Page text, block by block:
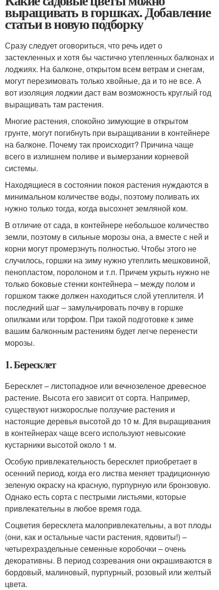
выращивать в горшках. Добавление
статьи в новую подборку
Сразу следует оговориться, что речь идет о
застекленных и хотя бы частично утепленных балконах и
лоджиях. На балконе, открытом всем ветрам и снегам,
могут перезимовать только хвойные, да и то не все. А
вот изоляция лоджии даст вам возможность круглый год
выращивать там растения.
Многие растения, спокойно зимующие в открытом
грунте, могут погибнуть при выращивании в контейнере
на балконе. Почему так происходит? Причина чаще
всего в излишнем поливе и вымерзании корневой
системы.
Находящиеся в состоянии покоя растения нуждаются в
минимальном количестве воды, поэтому поливать их
нужно только тогда, когда высохнет земляной ком.
В отличие от сада, в контейнере небольшое количество
земли, поэтому в сильные морозы она, а вместе с ней и
корни могут промерзнуть полностью. Чтобы этого не
случилось, горшки на зиму нужно утеплить мешковиной,
пенопластом, поролоном и т.п. Причем укрыть нужно не
только боковые стенки контейнера – между полом и
горшком также должен находиться слой утеплителя. И
последний шаг – замульчировать почву в горшке
опилками или торфом. При такой подготовке к зиме
вашим балконным растениям будет легче перенести
морозы.
1. Бересклет
Бересклет – листопадное или вечнозеленое древесное
растение. Высота его зависит от сорта. Например,
существуют низкорослые ползучие растения и
настоящие деревья высотой до 10 м. Для выращивания
в контейнерах чаще всего используют невысокие
кустарники высотой около 1 м.
Особую привлекательность бересклет приобретает в
осенний период, когда его листва меняет традиционную
зеленую окраску на красную, пурпурную или бронзовую.
Однако есть сорта с пестрыми листьями, которые
привлекательны в любое время года.
Соцветия бересклета малопривлекательны, а вот плоды
(они, как и остальные части растения, ядовиты!) –
четырехраздельные семенные коробочки – очень
декоративны. В период созревания они окрашиваются в
бордовый, малиновый, пурпурный, розовый или желтый
цвета.